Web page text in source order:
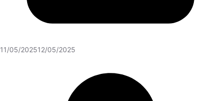
11/05/202512/05/2025